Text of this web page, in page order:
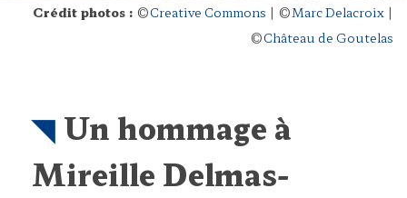
Crédit photos : ©Creative Commons | ©Marc Delacroix |
©Château de Goutelas
Un hommage à
Mireille Delmas-